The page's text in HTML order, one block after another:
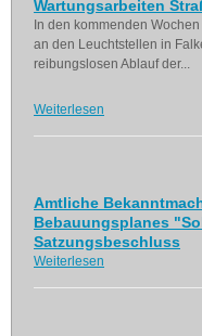
Wartungsarbeiten
In den kommenden
an den Leuchtstellen in
reibungslosen Ablauf der...
Weiterlesen
Amtliche
Bebauungsplanes
Satzungsbeschluss
Weiterlesen